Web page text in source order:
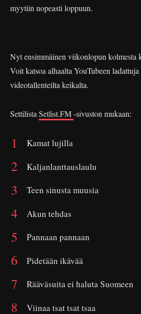
myytiin nopeasti loppuun.
Nyt ensimmäinen viikonlopun kolmesta
Voit katsoa alhaalta YouTubeen
videotallenteilta keikalta.
Settilista Setlist.FM-sivuston mukaan:
Kamat lujilla
Kaljanlanttauslaulu
Teen sinusta muusia
Akun tehdas
Pannaan pannaan
Pidetään ikävää
Rääväsuita ei haluta Suomeen
Viinaa tsat tsat tsaa